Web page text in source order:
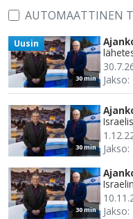
AUTOMAATTINEN
30 min
Uusin
30 min
Jakso:
30 min